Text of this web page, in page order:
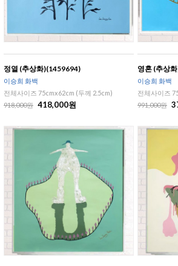
정열 (추상화)(1459694)
이승희 화백
전체사이즈 75cmx62cm (두께 2.5cm)
918,000원 418,000원
영혼 (추상
이승희 화백
전체사이즈
991,000원